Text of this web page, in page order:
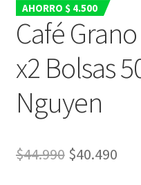
AHORRO $ 4.500
Café
x2 Bolsas
Nguyen
$44.990 El
$40.490El